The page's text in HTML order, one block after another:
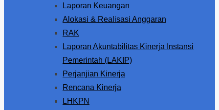
Laporan Keuangan
Alokasi & Realisasi Anggaran
RAK
Laporan Akuntabilitas Kinerja Instansi
Pemerintah (LAKIP)
Perjanjian Kinerja
Rencana Kinerja
LHKPN